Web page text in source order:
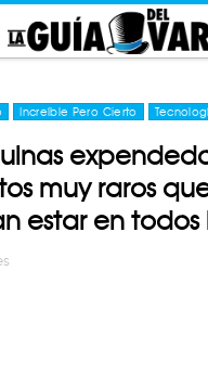
Increíble Pero Cierto
muy raros
estar en todos